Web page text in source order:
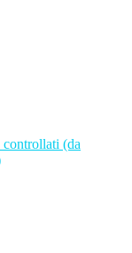
(da